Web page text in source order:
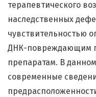
терапевтического
наследственных
чувствительностью
ДНК-повреждающим
препаратам. В
современные